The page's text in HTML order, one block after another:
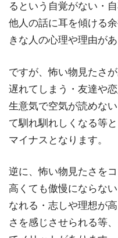
るという自覚がない・
他人の話に耳を傾ける
きな人の心理や理由があ
ですが、怖い物見たさ
遅れてしまう・友達や
生意気で空気が読めな
て馴れ馴れしくなる等
マイナスとなります。
逆に、怖い物見たさを
高くても傲慢にならな
なれる・志しや理想が
さを感じさせられる等